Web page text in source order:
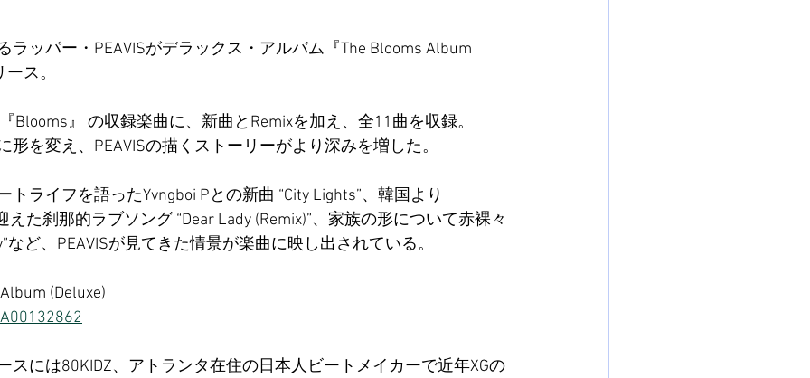
ラッパー・PEAVISがデラックス・アルバム『The Blooms Album
ス。
Blooms』 の収録楽曲に、新曲とRemixを加え、全11曲を収録。
形を変え、PEAVISの描くストーリーがより深みを増した。
ライフを語ったYvngboi Pとの新曲 “City Lights”、韓国より
た刹那的ラブソング “Dear Lady (Remix)”、家族の形について赤裸々
など、PEAVISが見てきた情景が楽曲に映し出されている。
(Deluxe)
スには80KIDZ、アトランタ在住の日本人ビートメイカーで近年XGの